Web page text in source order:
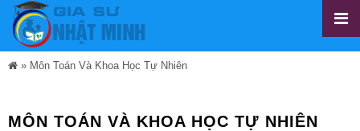
» Môn Toán Và Khoa Học Tự Nhiên
MÔN TOÁN VÀ KHOA HỌC TỰ NHIÊN